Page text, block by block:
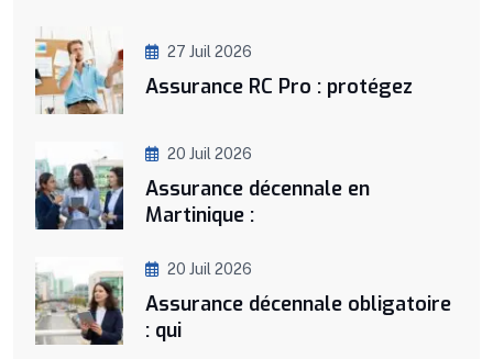
27 Juil 2026
Assurance RC Pro : protégez
20 Juil 2026
Assurance décennale en
Martinique :
20 Juil 2026
Assurance décennale obligatoire
: qui